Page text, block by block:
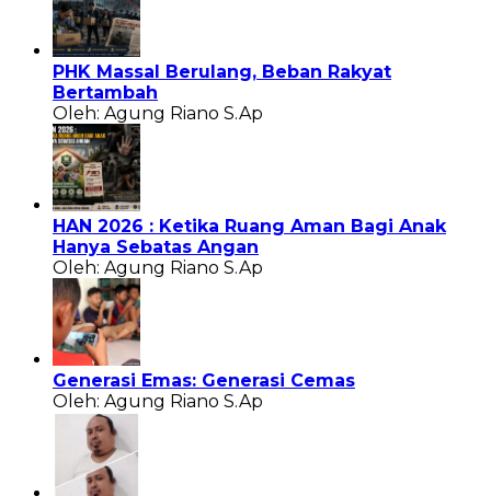
PHK Massal Berulang, Beban Rakyat
Bertambah
Oleh: Agung Riano S.Ap
HAN 2026 : Ketika Ruang Aman Bagi Anak
Hanya Sebatas Angan
Oleh: Agung Riano S.Ap
Generasi Emas: Generasi Cemas
Oleh: Agung Riano S.Ap